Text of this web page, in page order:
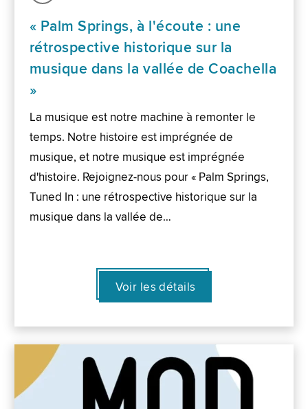
« Palm Springs, à l'écoute : une
rétrospective historique sur la
musique dans la vallée de Coachella
»
La musique est notre machine à remonter le
temps. Notre histoire est imprégnée de
musique, et notre musique est imprégnée
d'histoire. Rejoignez-nous pour « Palm Springs,
Tuned In : une rétrospective historique sur la
musique dans la vallée de…
Voir les détails